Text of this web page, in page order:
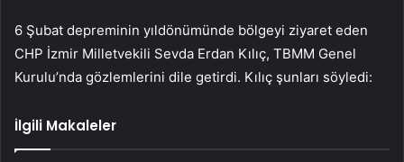
6 Şubat depreminin yıldönümünde bölgeyi ziyaret eden
CHP İzmir Milletvekili Sevda Erdan Kılıç, TBMM Genel
Kurulu’nda gözlemlerini dile getirdi. Kılıç şunları söyledi:
İlgili Makaleler